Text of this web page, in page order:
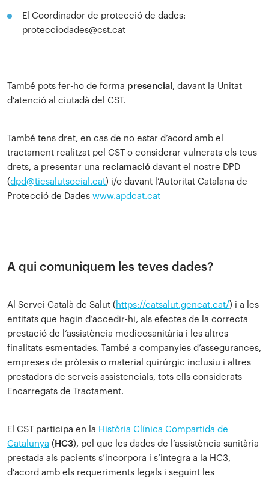
El Coordinador de protecció de dades:
protecciodades@cst.cat
També pots fer-ho de forma presencial , davant la Unitat
d’atenció al ciutadà del CST.
També tens dret, en cas de no estar d’acord amb el
tractament realitzat pel CST o considerar vulnerats els teus
drets, a presentar una reclamació davant el nostre DPD
(dpd@ticsalutsocial.cat) i/o davant l’Autoritat Catalana de
Protecció de Dades www.apdcat.cat
A qui comuniquem les teves dades?
Al Servei Català de Salut ( https://catsalut.gencat.cat/) i a les
entitats que hagin d’accedir-hi, als efectes de la correcta
prestació de l’assistència medicosanitària i les altres
finalitats esmentades. També a companyies d’assegurances,
empreses de pròtesis o material quirúrgic inclusiu i altres
prestadors de serveis assistencials, tots ells considerats
Encarregats de Tractament.
El CST participa en la Història Clínica Compartida de
Catalunya ( HC3), pel que les dades de l’assistència sanitària
prestada als pacients s’incorpora i s’integra a la HC3,
d’acord amb els requeriments legals i seguint les